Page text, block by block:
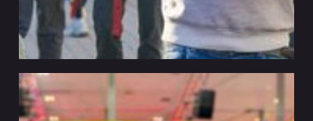
VITAAL X OMR
Vytal x OMR - Digitale retourwand voor
duurzame evenementenlogistiek
Evenementen en festivals Hamburg